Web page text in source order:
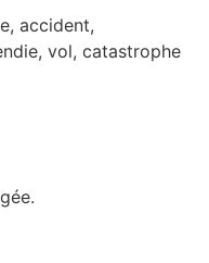
accident,
vol, catastrophe